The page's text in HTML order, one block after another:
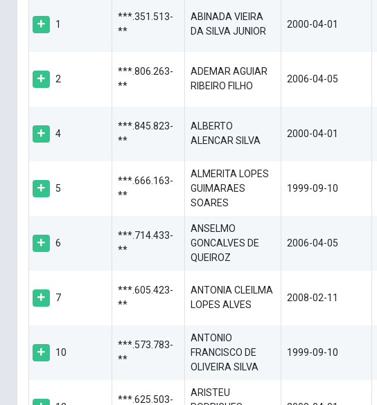
1
***.351.513-
**
ABINADA VIEIRA
DA SILVA JUNIOR
2000-04-01
2
***.806.263-
**
ADEMAR AGUIAR
RIBEIRO FILHO
2006-04-05
4
***.845.823-
**
ALBERTO
ALENCAR SILVA
2000-04-01
5
***.666.163-
**
ALMERITA LOPES
GUIMARAES
SOARES
1999-09-10
6
***.714.433-
**
ANSELMO
GONCALVES DE
QUEIROZ
2006-04-05
7
***.605.423-
**
ANTONIA CLEILMA
LOPES ALVES
2008-02-11
10
***.573.783-
**
ANTONIO
FRANCISCO DE
OLIVEIRA SILVA
1999-09-10
***.625.503-
ARISTEU